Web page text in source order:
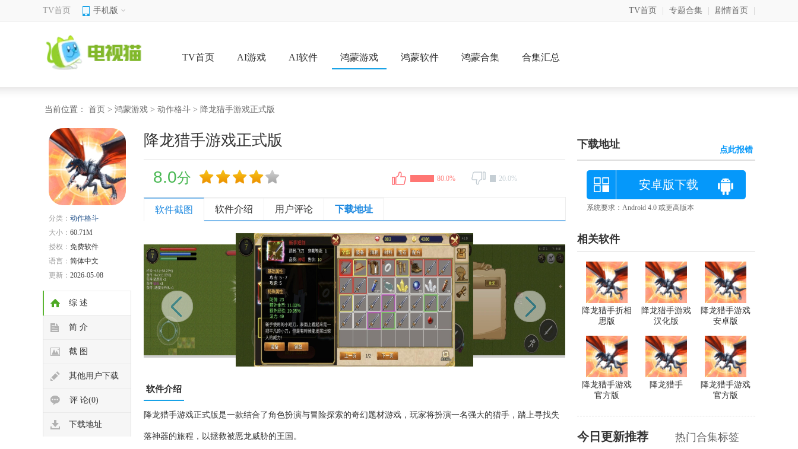
TV首页 手机版 TV首页 专题合集 剧情首页
TV首页 AI游戏 AI软件 鸿蒙游戏 鸿蒙软件 鸿蒙合集 合集汇总
当前位置： 首页 > 鸿蒙游戏 > 动作格斗 > 降龙猎手游戏正式版
分类： 动作格斗
大小： 60.71M
授权： 免费软件
语言： 简体中文
更新： 2026-05-08
综 述
简 介
截 图
其他用户下载
评 论(0)
下载地址
降龙猎手游戏正式版
8.0分 80.0% 20.0%
软件截图 软件介绍 用户评论 下载地址
软件介绍
降龙猎手游戏正式版是一款结合了角色扮演与冒险探索的奇幻题材游戏，玩家将扮演一名强大的猎手，踏上寻找失
落神器的旅程，以拯救被恶龙威胁的王国。
下载地址 点此报错
安卓版下载
系统要求：Android 4.0 或更高版本
相关软件
降龙猎手游戏
安卓版
降龙猎手游戏
汉化版
降龙猎手折相
思版
降龙猎手游戏
官方版
降龙猎手
降龙猎手游戏
官方版
今日更新推荐 热门合集标签